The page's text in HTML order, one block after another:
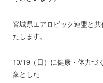
宮城県エアロビック連盟と
たします。
10/19（日）に健康・体力づ
象とした